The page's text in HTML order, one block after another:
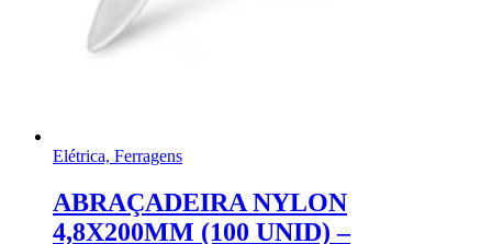
Elétrica, Ferragens
ABRAÇADEIRA NYLON
4,8X200MM (100 UNID) –